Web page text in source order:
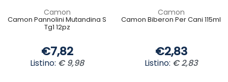
Camon
Camon Pannolini Mutandina S
Tg1 12pz
€7,82
Listino: € 9,98
Camon
Camon Biberon Per Cani 115ml
€2,83
Listino: € 2,83